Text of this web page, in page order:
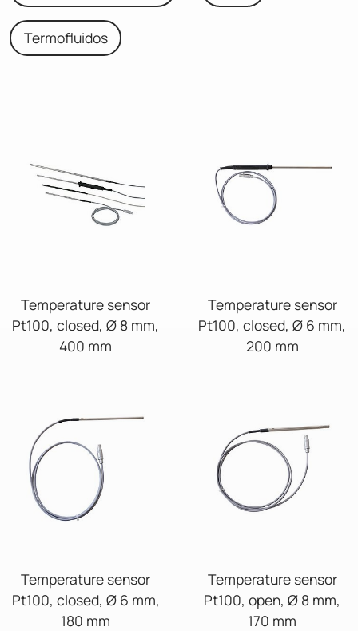
Termofluidos
Temperature sensor
Pt100, closed, Ø 8 mm,
400 mm
Temperature sensor
Pt100, closed, Ø 6 mm,
200 mm
Temperature sensor
Pt100, closed, Ø 6 mm,
180 mm
Temperature sensor
Pt100, open, Ø 8 mm,
170 mm